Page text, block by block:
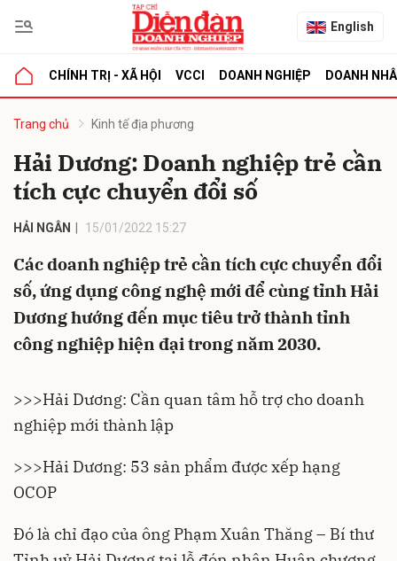
English
CHÍNH TRỊ - XÃ HỘI VCCI DOANH NGHIỆP DOANH
Trang chủ Kinh tế địa phương
Hải Dương: Doanh nghiệp trẻ cần
tích cực chuyển đổi số
HẢI NGÂN 15/01/2022 15:27
Các doanh nghiệp trẻ cần tích cực chuyển đổi
số, ứng dụng công nghệ mới để cùng tỉnh Hải
Dương hướng đến mục tiêu trở thành tỉnh
công nghiệp hiện đại trong năm 2030.
>>>Hải Dương: Cần quan tâm hỗ trợ cho doanh
nghiệp mới thành lập
>>>Hải Dương: 53 sản phẩm được xếp hạng
OCOP
Đó là chỉ đạo của ông Phạm Xuân Thăng – Bí thư
luận
Hủy